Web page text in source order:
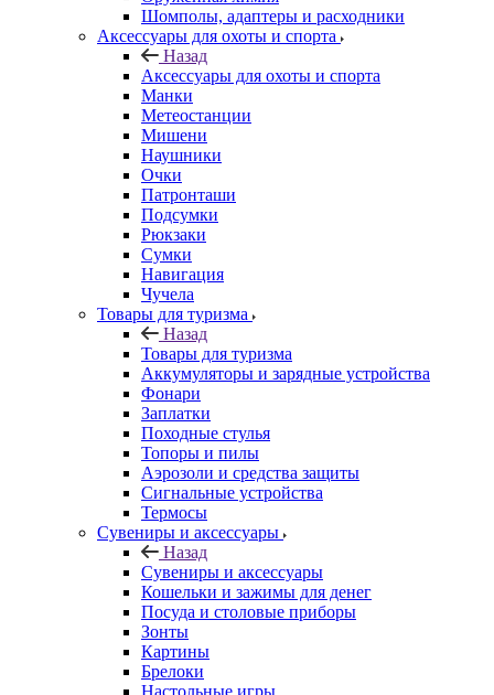
Шомполы, адаптеры и расходники
Аксессуары для охоты и спорта
Назад
Аксессуары для охоты и спорта
Манки
Метеостанции
Мишени
Наушники
Очки
Патронташи
Подсумки
Рюкзаки
Сумки
Навигация
Чучела
Товары для туризма
Назад
Товары для туризма
Аккумуляторы и зарядные устройства
Фонари
Заплатки
Походные стулья
Топоры и пилы
Аэрозоли и средства защиты
Сигнальные устройства
Термосы
Сувениры и аксессуары
Назад
Сувениры и аксессуары
Кошельки и зажимы для денег
Посуда и столовые приборы
Зонты
Картины
Брелоки
Настольные игры